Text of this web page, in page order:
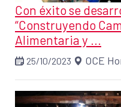
Con éxito se
“Construyendo
Alimentaria y ...
25/10/2023 OCE